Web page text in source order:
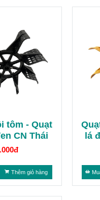
tôm - Quạt
CN Thái
Thêm giỏ hàng
lá